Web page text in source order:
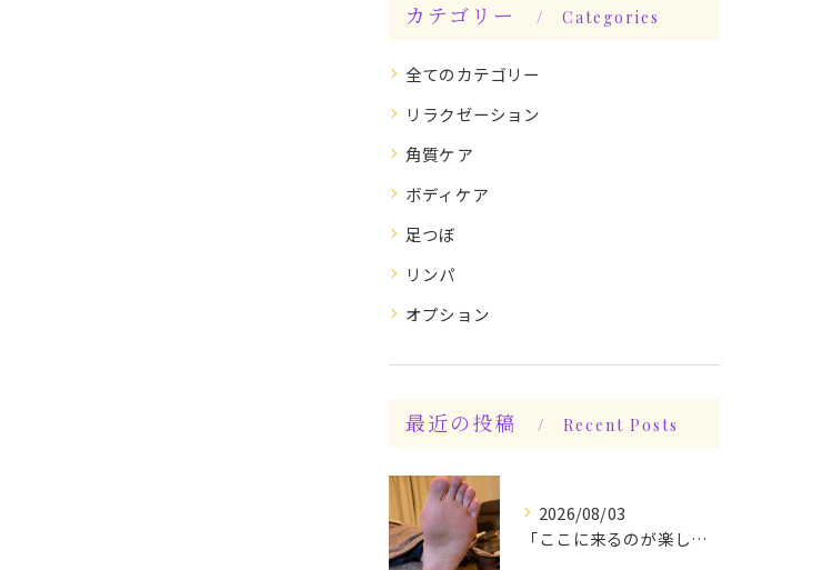
カテゴリー Categories
全てのカテゴリー
リラクゼーション
角質ケア
ボディケア
足つぼ
リンパ
オプション
最近の投稿 Recent Posts
2026/08/03
「ここに来るのが楽しみです♪」と、言っていただけます◎